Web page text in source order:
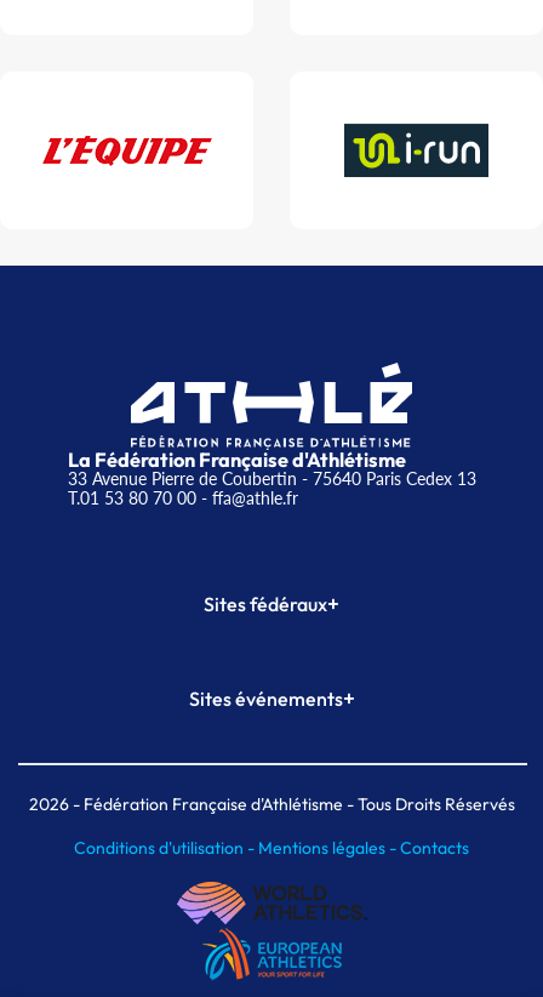
La Fédération Française d'Athlétisme
33 Avenue Pierre de Coubertin - 75640 Paris Cedex 13
T.01 53 80 70 00- ffa@athle.fr
Sites fédéraux+
Plateforme Formation
Sites événements+
Meeting de Paris indoor
MAIF Ekiden de Paris
2026- Fédération Française d'Athlétisme - Tous Droits Réservés
Conditions d'utilisation - Mentions légales -Contacts